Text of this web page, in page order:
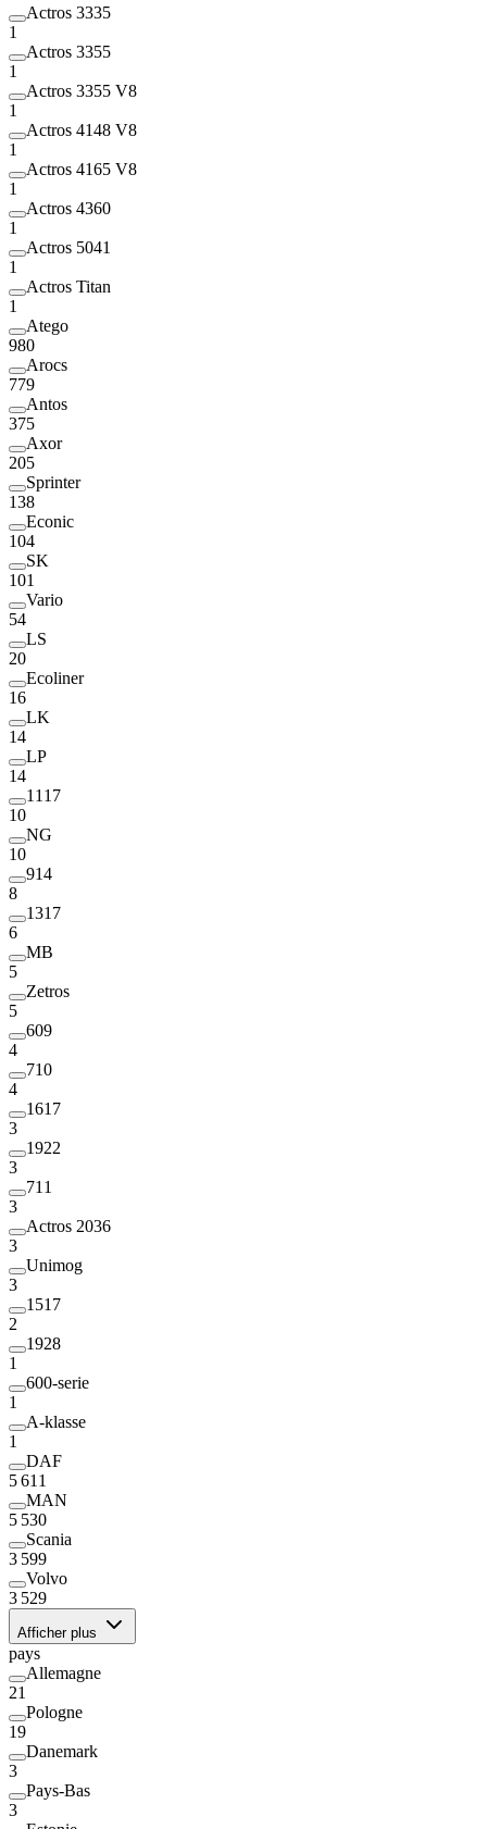
Actros 3335
1
Actros 3355
1
Actros 3355 V8
1
Actros 4148 V8
1
Actros 4165 V8
1
Actros 4360
1
Actros 5041
1
Actros Titan
1
Atego
980
Arocs
779
Antos
375
Axor
205
Sprinter
138
Econic
104
SK
101
Vario
54
LS
20
Ecoliner
16
LK
14
LP
14
1117
10
NG
10
914
8
1317
6
MB
5
Zetros
5
609
4
710
4
1617
3
1922
3
711
3
Actros 2036
3
Unimog
3
1517
2
1928
1
600-serie
1
A-klasse
1
DAF
5 611
MAN
5 530
Scania
3 599
Volvo
3 529
Afficher plus
pays
Allemagne
21
Pologne
19
Danemark
3
Pays-Bas
3